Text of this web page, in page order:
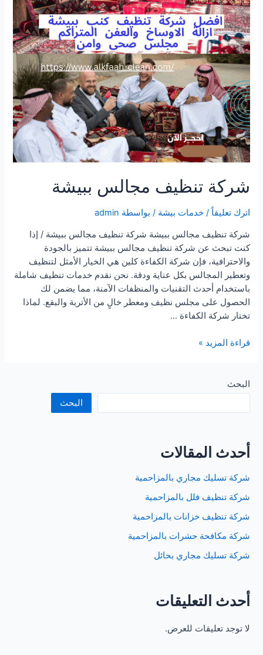
شركة تنظيف مجالس ببيشة
اترك تعليقاً /خدمات بيشة / بواسطة admin
شركة تنظيف مجالس ببيشة شركة تنظيف مجالس ببيشة / إذا
كنت تبحث عن شركة تنظيف مجالس ببيشة تتميز بالجودة
والاحترافية، فإن شركة الكفاءة كلين هي الخيار الأمثل لتنظيف
وتعطير المجالس بكل عناية ودقة. نحن نقدم خدمات تنظيف شاملة
باستخدام أحدث التقنيات والمنظفات الآمنة، مما يضمن لك
الحصول على مجلس نظيف ومعطر خالٍ من الأتربة والبقع. لماذا
تختار شركة الكفاءة …
شركة
ببيشة
قراءة المزيد »
البحث
البحث
أحدث المقالات
شركة تسليك مجاري بالمزاحمية
شركة تنظيف فلل بالمزاحمية
شركة تنظيف خزانات بالمزاحمية
شركة مكافحة حشرات بالمزاحمية
شركة تسليك مجاري بحائل
أحدث التعليقات
لا توجد تعليقات للعرض.